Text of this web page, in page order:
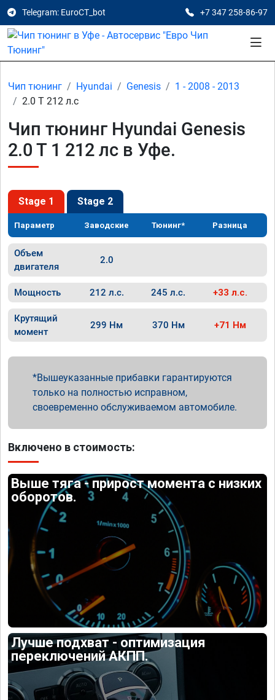
Telegram: EuroCT_bot +7 347 258-86-97
Чип тюнинг Hyundai Genesis
1 - 2008 - 2013
2.0 T 212 л.с
Чип тюнинг Hyundai Genesis
2.0 T 1 212 лс в Уфе.
Stage 1 Stage 2
Параметр Заводские Тюнинг* Разница
Объем
двигателя
2.0
Мощность 212 л.с. 245 л.с. +33 л.с.
Крутящий
момент
299 Нм 370 Нм +71 Нм
Вышеуказанные прибавки гарантируются
только на полностью исправном,
своевременно обслуживаемом автомобиле.
Включено в стоимость:
Выше тяга - прирост момента с низких
оборотов.
Лучше подхват - оптимизация
переключений АКПП.